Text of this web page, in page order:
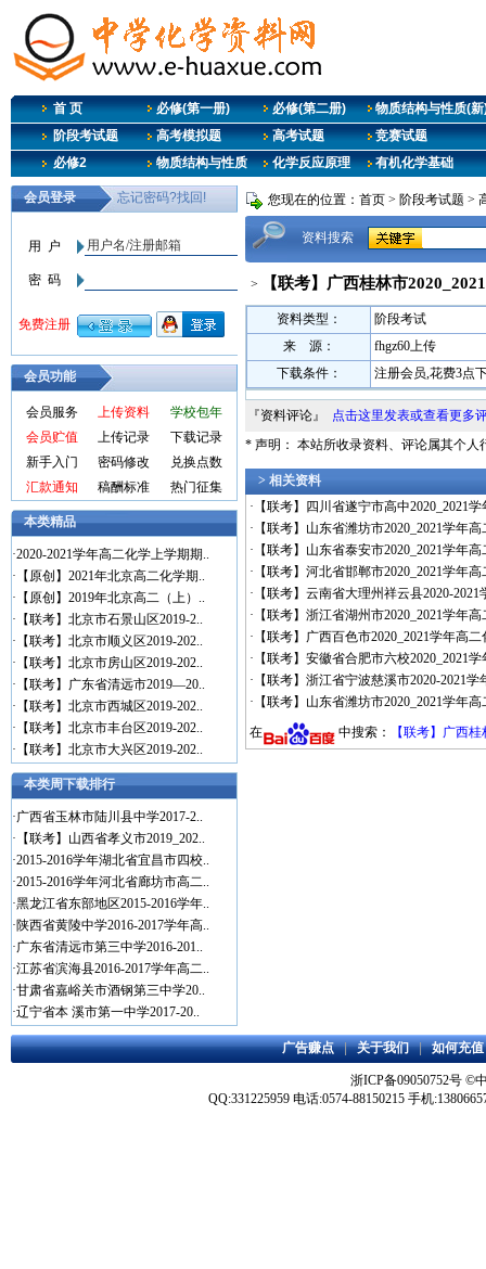
首 页 必修(第一册) 必修(第二册)
物质结构与性质(新
阶段考试题
高考模拟题 高考试题
竞赛试题
必修2
物质结构与性质 化学反应原理 有机化学基础
会员功能
会员服务 上传资料
学校包年
会员贮值
上传记录
下载记录
新手入门
密码修改
兑换点数
汇款通知
稿酬标准 热门征集
本类精品
·2020-2021学年高二化学上学期期..
· 【原创】2021年北京高二化学期..
· 【原创】2019年北京高二（上）..
· 【联考】北京市石景山区2019-2..
· 【联考】北京市顺义区2019-202..
· 【联考】北京市房山区2019-202..
· 【联考】广东省清远市2019—20..
· 【联考】北京市西城区2019-202..
· 【联考】北京市丰台区2019-202..
· 【联考】北京市大兴区2019-202..
本类周下载排行
·广西省玉林市陆川县中学2017-2..
· 【联考】山西省孝义市2019_202..
·2015-2016学年湖北省宜昌市四校..
·2015-2016学年河北省廊坊市高二..
·黑龙江省东部地区2015-2016学年..
·陕西省黄陵中学2016-2017学年高..
·广东省清远市第三中学2016-201..
·江苏省滨海县2016-2017学年高二..
·甘肃省嘉峪关市酒钢第三中学20..
·辽宁省本 溪市第一中学2017-20..
您现在的位置： 首页 > 阶段考试题 >
资料搜索
> 【联考】广西桂林市
资料类型：
阶段考试
来 源：
fhgz60上传
下载条件：
注册会员,花费3点
『资料评论』 点击这里发表或查看更多
* 声明： 本站所收录资料、评论属其个人
> 相关资料
· 【联考】四川省遂宁市高中2020_2021
· 【联考】山东省潍坊市2020_2021学年
· 【联考】山东省泰安市2020_2021学年
· 【联考】河北省邯郸市2020_2021学年
· 【联考】云南省大理州祥云县2020-
· 【联考】浙江省湖州市2020_2021学年
· 【联考】广西百色市2020_2021学年高
· 【联考】安徽省合肥市六校2020_2021
· 【联考】浙江省宁波慈溪市2020-2021
· 【联考】山东省潍坊市2020_2021学年
在
中搜索： 【联考】广西
广告赚点|关于我们|如何充值
浙ICP备09050752号 ©
QQ:331225959 电话:0574-88150215 手机